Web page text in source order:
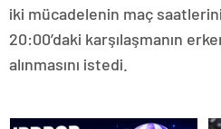
iki mücadelenin maç
20:00’daki karşılaşmanın
alınmasını istedi.